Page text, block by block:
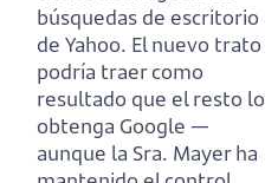
búsquedas de escritorio
de Yahoo. El nuevo trato
podría traer como
resultado que el resto lo
obtenga Google —
aunque la Sra. Mayer ha